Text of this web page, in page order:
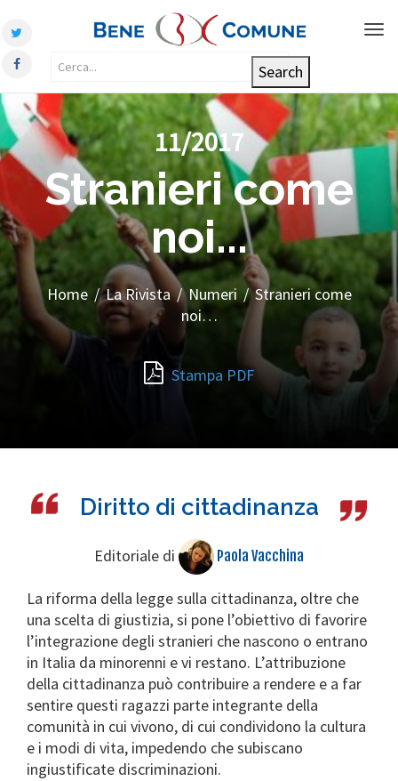
11/2017
Stranieri come
noi...
Home / La Rivista / Numeri / Stranieri come
noi…
Stampa PDF
Diritto di cittadinanza
Editoriale di Paola Vacchina
La riforma della legge sulla cittadinanza, oltre che
una scelta di giustizia, si pone l’obiettivo di favorire
l’integrazione degli stranieri che nascono o entrano
in Italia da minorenni e vi restano. L’attribuzione
della cittadinanza può contribuire a rendere e a far
sentire questi ragazzi parte integrante della
comunità in cui vivono, di cui condividono la cultura
e i modi di vita, impedendo che subiscano
ingiustificate discriminazioni.